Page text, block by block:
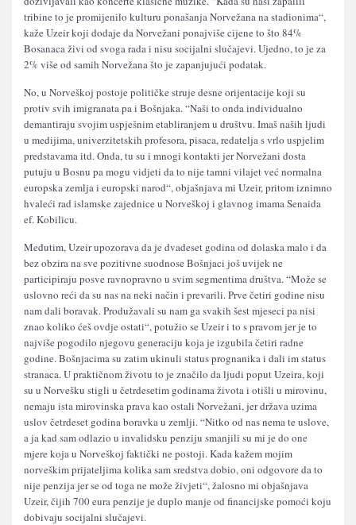
tribine to je promijenilo kulturu ponašanja Norvežana na stadionima“,
kaže Uzeir koji dodaje da Norvežani ponajviše cijene to što 84%
Bosanaca živi od svoga rada i nisu socijalni slučajevi. Ujedno, to je za
2% više od samih Norvežana što je zapanjujući podatak.
No, u Norveškoj postoje političke struje desne orijentacije koji su
protiv svih imigranata pa i Bošnjaka. “Naši to onda individualno
demantiraju svojim uspješnim etabliranjem u društvu. Imaš naših ljudi
u medijima, univerzitetskih profesora, pisaca, redatelja s vrlo uspjelim
predstavama itd. Onda, tu su i mnogi kontakti jer Norvežani dosta
putuju u Bosnu pa mogu vidjeti da to nije tamni vilajet već normalna
europska zemlja i europski narod“, objašnjava mi Uzeir, pritom iznimno
hvaleći rad islamske zajednice u Norveškoj i glavnog imama Senaida
ef. Kobilicu.
Međutim, Uzeir upozorava da je dvadeset godina od dolaska malo i da
bez obzira na sve pozitivne suodnose Bošnjaci još uvijek ne
participiraju posve ravnopravno u svim segmentima društva. “Može se
uslovno reći da su nas na neki način i prevarili. Prve četiri godine nisu
nam dali boravak. Produžavali su nam ga svakih šest mjeseci pa nisi
znao koliko ćeš ovdje ostati“, potužio se Uzeir i to s pravom jer je to
najviše pogodilo njegovu generaciju koja je izgubila četiri radne
godine. Bošnjacima su zatim ukinuli status prognanika i dali im status
stranaca. U praktičnom životu to je značilo da ljudi poput Uzeira, koji
su u Norvešku stigli u četrdesetim godinama života i otišli u mirovinu,
nemaju ista mirovinska prava kao ostali Norvežani, jer država uzima
uslov četrdeset godina boravka u zemlji. “Nitko od nas nema te uslove,
a ja kad sam odlazio u invalidsku penziju smanjili su mi je do one
mjere koja u Norveškoj faktički ne postoji. Kada kažem mojim
norveškim prijateljima kolika sam sredstva dobio, oni odgovore da to
nije penzija jer se od toga ne može živjeti“, žalosno mi objašnjava
Uzeir, čijih 700 eura penzije je duplo manje od financijske pomoći koju
dobivaju socijalni slučajevi.